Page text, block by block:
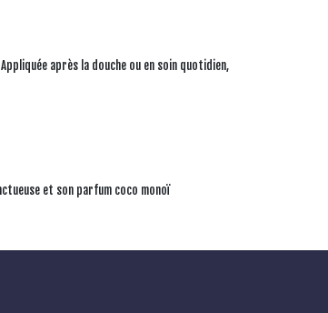
après la douche ou en soin quotidien,
et son parfum coco monoï